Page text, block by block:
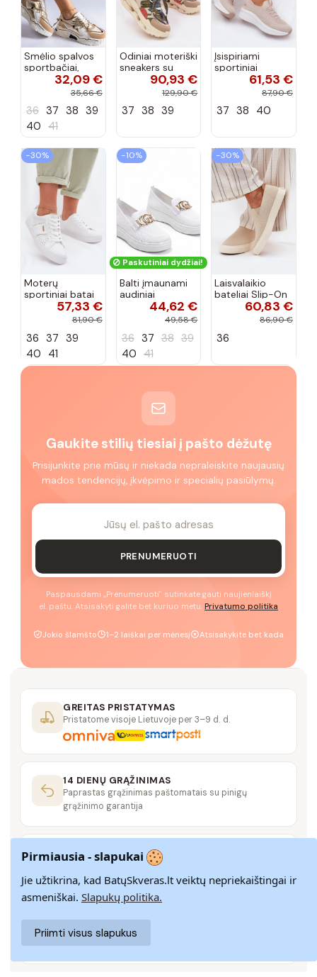
Smėlio spalvos
sportbačiai,
dekoruoti Valdez
cirkonio virvele
32,09 €
35,66 €
36 37 38 39
40 41
Odiniai moteriški
sneakers su
platforma D&A
CR61-3133
90,93 €
129,90 €
37 38 39
Įsispiriami
sportiniai
bateliai Kobbo
102425 smėlio
61,53 €
87,90 €
37 38 40
−30%
Moterų
sportiniai batai
su ažūro
elementais Big
baltos spalvos
57,33 €
81,90 €
36 37 39
40 41
−10%
Paskutiniai dydžiai!
Balti įmaunami
audiniai
sportbačiai su
44,62 €
49,58 €
36 37 38 39
40 41
−30%
Laisvalaikio
bateliai Slip-On
Big Star
RR274721 smėlio
60,83 €
86,90 €
36
Gaukite stilių tiesiai į pašto dėžutę
Prisijunkite prie mūsų ir niekada nepraleiskite naujausių
mados tendencijų, įkvėpimo ir specialių pasiūlymų.
PRENUMERUOTI
Paspausdami „Prenumeruoti" sutinkate gauti naujienlaiškį
el. paštu. Atsisakyti galite bet kuriuo metu. Privatumo politika
Jokio šlamšto 1–2 laiškai per mėnesį Atsisakykite bet kada
GREITAS PRISTATYMAS
Pristatome visoje Lietuvoje per 3–9 d. d.
14 DIENŲ GRĄŽINIMAS
Paprastas grąžinimas paštomatais su pinigų
grąžinimo garantija
SAUGUS MOKĖJIMAS
SSL šifravimas užtikrina aukščiausią jūsų duomenų
saugumo lygį
Rašykite mumsinfo@batuskveras.lt
Pirmiausia - slapukai
Jie užtikrina, kad BatųSkveras.lt veiktų nepriekaištingai ir
asmeniškai. Slapukų politika.
Priimti visus slapukus